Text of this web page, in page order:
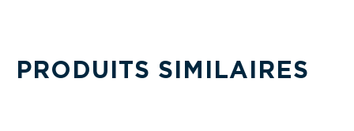
PRODUITS SIMILAIRES